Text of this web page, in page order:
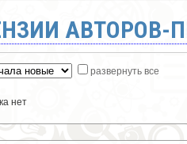
АВТОРОВ-
развернуть все
нет